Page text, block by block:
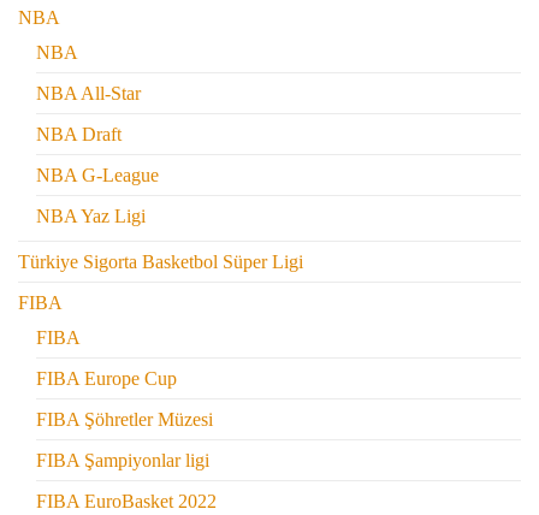
NBA
NBA
NBA All-Star
NBA Draft
NBA G-League
NBA Yaz Ligi
Türkiye Sigorta Basketbol Süper Ligi
FIBA
FIBA
FIBA Europe Cup
FIBA Şöhretler Müzesi
FIBA Şampiyonlar ligi
FIBA EuroBasket 2022